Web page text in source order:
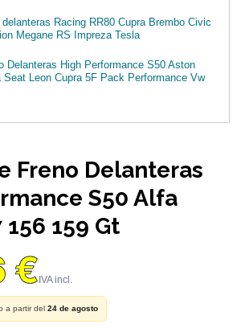
Racing RR80 Cupra Brembo Civic
Megane RS Impreza Tesla
Delanteras High Performance S50 Aston
Seat Leon Cupra 5F Pack Performance Vw
Freno Delanteras
S50 Alfa
156 159 Gt
€
a partir del 24 de agosto